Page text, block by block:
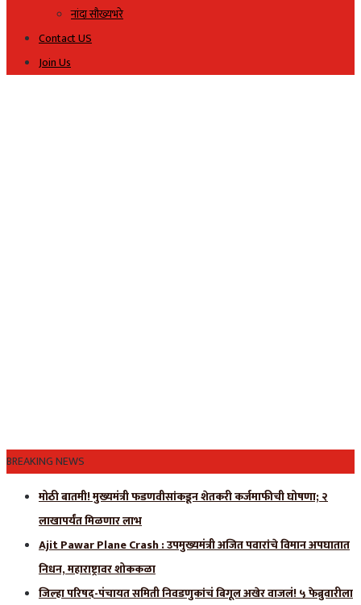
नांदा सौख्यभरे
Contact US
Join Us
BREAKING NEWS
मोठी बातमी! मुख्यमंत्री फडणवीसांकडून शेतकरी कर्जमाफीची घोषणा; २
लाखापर्यंत मिळणार लाभ
Ajit Pawar Plane Crash : उपमुख्यमंत्री अजित पवारांचे विमान अपघातात
निधन, महाराष्ट्रावर शोककळा
जिल्हा परिषद-पंचायत समिती निवडणुकांचं बिगूल अखेर वाजलं! ५ फेब्रुवारीला